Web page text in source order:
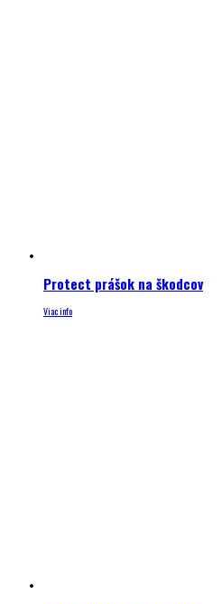
Protect prášok na škodcov
Viac info